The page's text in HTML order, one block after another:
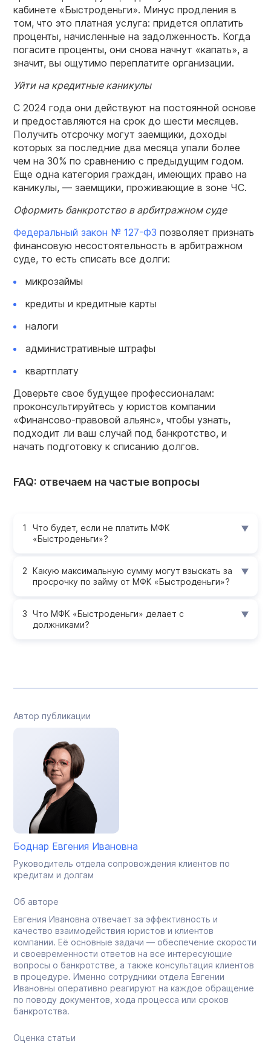
кабинете «Быстроденьги». Минус продления в
том, что это платная услуга: придется оплатить
проценты, начисленные на задолженность. Когда
погасите проценты, они снова начнут «капать», а
значит, вы ощутимо переплатите организации.
Уйти на кредитные каникулы
С 2024 года они действуют на постоянной основе
и предоставляются на срок до шести месяцев.
Получить отсрочку могут заемщики, доходы
которых за последние два месяца упали более
чем на 30% по сравнению с предыдущим годом.
Еще одна категория граждан, имеющих право на
каникулы, — заемщики, проживающие в зоне ЧС.
Оформить банкротство в арбитражном суде
Федеральный закон № 127-ФЗ позволяет признать
финансовую несостоятельность в арбитражном
суде, то есть списать все долги:
микрозаймы
кредиты и кредитные карты
налоги
административные штрафы
квартплату
Доверьте свое будущее профессионалам:
проконсультируйтесь у юристов компании
«Финансово-правовой альянс», чтобы узнать,
подходит ли ваш случай под банкротство, и
начать подготовку к списанию долгов.
FAQ: отвечаем на частые вопросы
Что будет, если не платить МФК
«Быстроденьги»?
Какую максимальную сумму могут взыскать за
просрочку по займу от МФК «Быстроденьги»?
Что МФК «Быстроденьги» делает с
должниками?
Автор публикации
Боднар Евгения Ивановна
Руководитель отдела сопровождения клиентов по
кредитам и долгам
Об авторе
Евгения Ивановна отвечает за эффективность и
качество взаимодействия юристов и клиентов
компании. Её основные задачи — обеспечение скорости
и своевременности ответов на все интересующие
вопросы о банкротстве, а также консультация клиентов
в процедуре. Именно сотрудники отдела Евгении
Ивановны оперативно реагируют на каждое обращение
по поводу документов, хода процесса или сроков
банкротства.
Оценка статьи